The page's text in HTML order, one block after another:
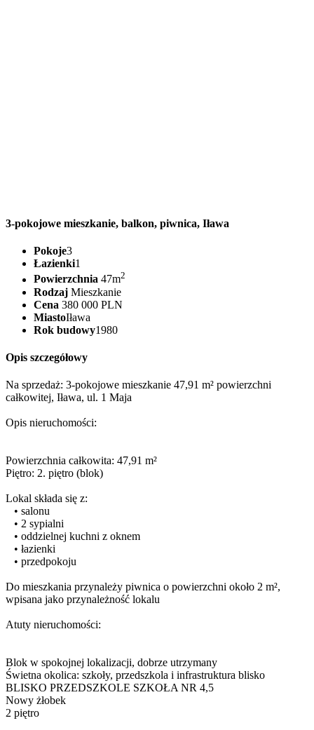
3-pokojowe mieszkanie, balkon, piwnica, Iława
Pokoje3
Łazienki1
Powierzchnia 47m2
Rodzaj Mieszkanie
Cena 380 000 PLN
MiastoIława
Rok budowy1980
Opis szczegółowy
Na sprzedaż: 3-pokojowe mieszkanie 47,91 m² powierzchni
całkowitej, Iława, ul. 1 Maja
Opis nieruchomości:
Powierzchnia całkowita: 47,91 m²
Piętro: 2. piętro (blok)
Lokal składa się z:
• salonu
• 2 sypialni
• oddzielnej kuchni z oknem
• łazienki
• przedpokoju
Do mieszkania przynależy piwnica o powierzchni około 2 m²,
wpisana jako przynależność lokalu
Atuty nieruchomości:
Blok w spokojnej lokalizacji, dobrze utrzymany
Świetna okolica: szkoły, przedszkola i infrastruktura blisko
BLISKO PRZEDSZKOLE SZKOŁA NR 4,5
Nowy żłobek
2 piętro